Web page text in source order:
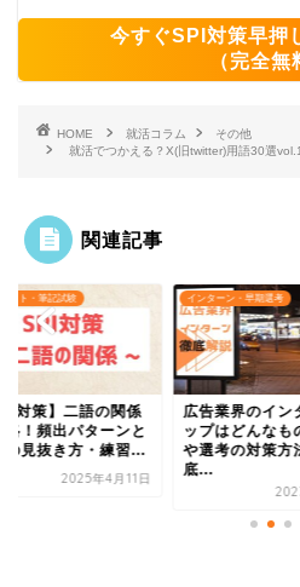
今すぐSPI対策早押
（完全無
HOME 就活コラム
その他
就活でつかえる？X(旧twitter)用語30選vol.1
関連記事
スト・筆記試験
対策】二語の関係
略！頻出パターンと
の見抜き方・練習...
2025年4月11日
インターン・早期選考
広告業界のイン
ップはどんなも
や選考の対策方
底...